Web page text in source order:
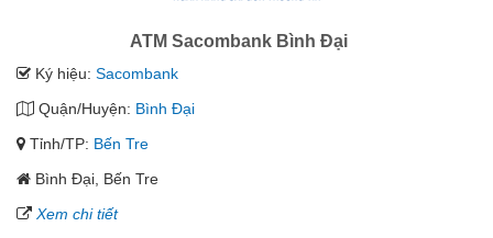
ATM Sacombank Bình Đại
Ký hiệu: Sacombank
Quận/Huyện: Bình Đại
Tỉnh/TP: Bến Tre
Bình Đại, Bến Tre
Xem chi tiết